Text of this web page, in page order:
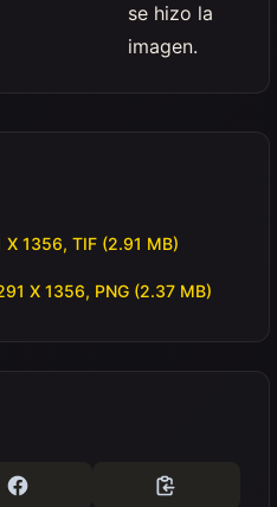
se hizo la
imagen.
X 1356, TIF (2.91 MB)
X 1356, PNG (2.37 MB)